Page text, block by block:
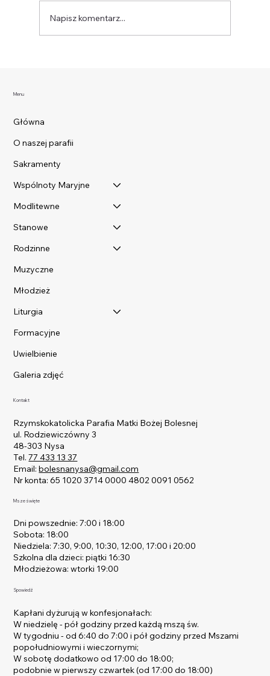
Napisz komentarz...
Menu
Główna
O naszej parafii
Sakramenty
Wspólnoty Maryjne
Modlitewne
Stanowe
Rodzinne
Muzyczne
Młodzież
Liturgia
Formacyjne
Uwielbienie
Galeria zdjęć
Kontakt
Rzymskokatolicka Parafia Matki Bożej Bolesnej
ul. Rodziewiczówny 3
48-303 Nysa
Tel.77 433 13 37
Email:bolesnanysa@gmail.com
Nr konta: 65 1020 3714 0000 4802 0091 0562
Msze święte
Dni powszednie: 7:00 i 18:00
Sobota: 18:00
Niedziela: 7:30, 9:00, 10:30, 12:00, 17:00 i 20:00
Szkolna dla dzieci: piątki 16:30
Młodzieżowa: wtorki 19:00
Spowiedź
Kapłani dyżurują w konfesjonałach:
W niedzielę - pół godziny przed każdą mszą św.
W tygodniu - od 6:40 do 7:00 i pół godziny przed Mszami
popołudniowymi i wieczornymi;
W sobotę dodatkowo od 17:00 do 18:00;
podobnie w pierwszy czwartek (od 17:00 do 18:00)